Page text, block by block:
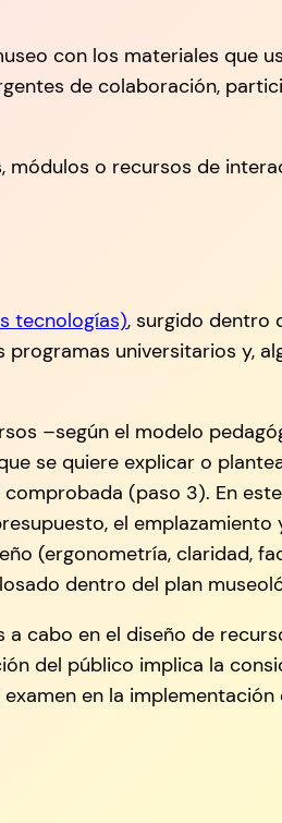
con los materiales que
de colaboración,
o recursos de
tecnologías), surgido dentro
universitarios y,
–según el modelo
se quiere explicar o
(paso 3). En
el emplazamiento
(ergonometría, claridad,
dentro del plan
cabo en el diseño de
del público implica la
en la